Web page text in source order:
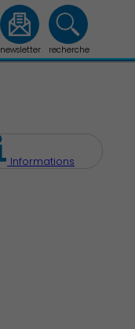
newsletter recherche
Informations